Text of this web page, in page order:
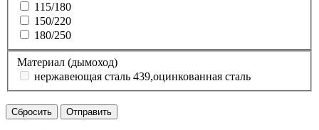
115/180
150/220
180/250
Материал (дымоход)
нержавеющая сталь 439,оцинкованная сталь
Сбросить Отправить